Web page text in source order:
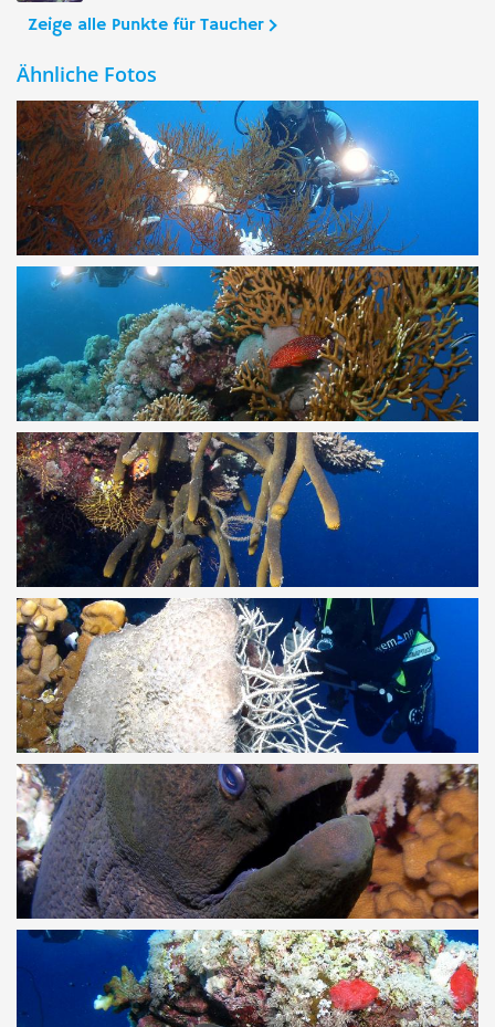
Zeige alle Punkte für Taucher
Ähnliche Fotos